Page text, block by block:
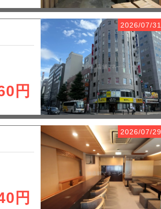
2026/07/31
円
2026/07/29
円